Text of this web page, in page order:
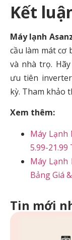
Kết
Máy lạnh
cầu làm mát cơ
và nhà trọ.
ưu tiên
kỳ. Tham khảo
Xem thêm:
Máy Lạnh
5.99-21.99
Máy Lạnh
Bảng Giá
Tin mới